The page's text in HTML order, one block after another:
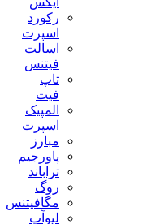
رکورد
اسپرت
اسالت
فیتنس
تاپ
المپیک
اسپرت
مبارز
پاورجیم
تراباند
روگ
مگافیتنس
لیوآپ